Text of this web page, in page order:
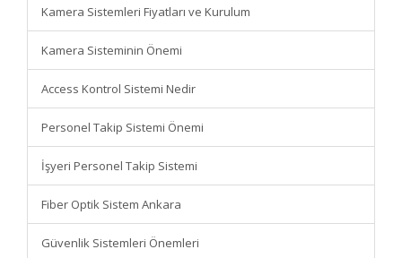
Kamera Sistemleri Fiyatları ve Kurulum
Kamera Sisteminin Önemi
Access Kontrol Sistemi Nedir
Personel Takip Sistemi Önemi
İşyeri Personel Takip Sistemi
Fiber Optik Sistem Ankara
Güvenlik Sistemleri Önemleri